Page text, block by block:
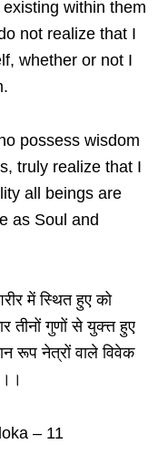
within them
not realize that I
whether or not I
possess wisdom
truly realize that I
all beings are
as Soul and
में स्थित हुए को
तीनों गुणों से युक्त्त हुए
रूप नेत्रों वाले विवेक
– 11